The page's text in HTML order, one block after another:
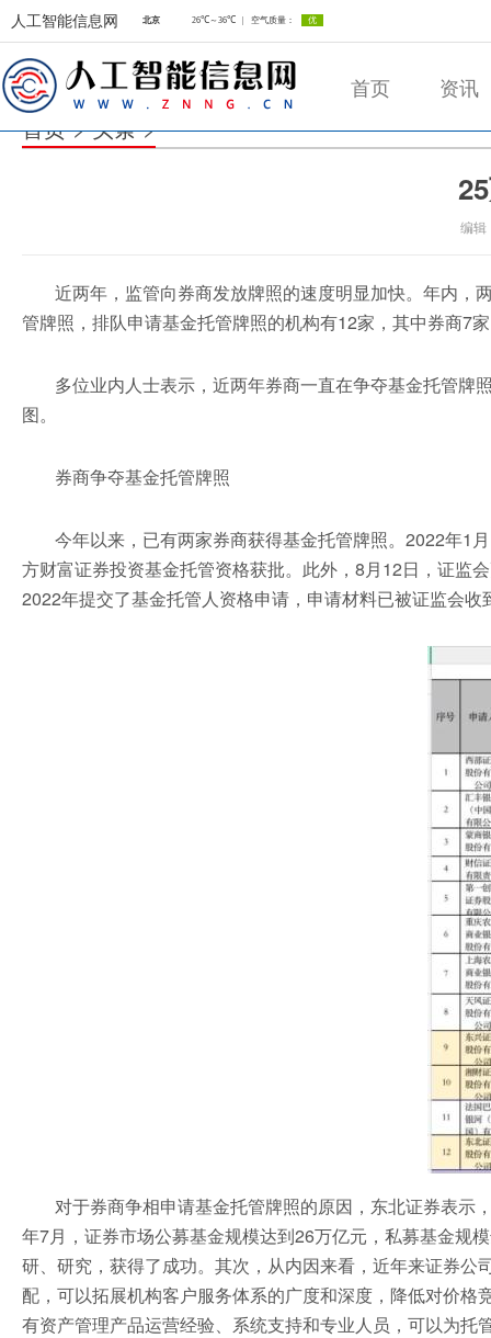
人工智能信息网
首页 资讯
首页>头条>
编辑
近两年，监管向券商发放牌照的速度明显加快。年内，
管牌照，排队申请基金托管牌照的机构有12家，其中券商7
多位业内人士表示，近两年券商一直在争夺基金托管牌
图。
券商争夺基金托管牌照
今年以来，已有两家券商获得基金托管牌照。2022年1
方财富证券投资基金托管资格获批。此外，8月12日，证监
2022年提交了基金托管人资格申请，申请材料已被证监会收
对于券商争相申请基金托管牌照的原因，东北证券表示
年7月，证券市场公募基金规模达到26万亿元，私募基金规
研、研究，获得了成功。其次，从内因来看，近年来证券公
配，可以拓展机构客户服务体系的广度和深度，降低对价
有资产管理产品运营经验、系统支持和专业人员，可以为托